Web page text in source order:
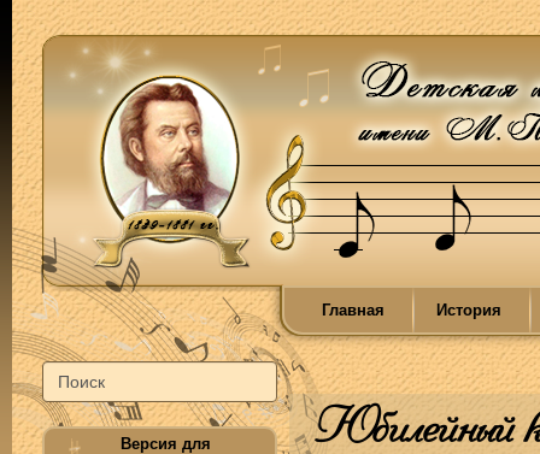
Главная История
Версия для
Юбилейный